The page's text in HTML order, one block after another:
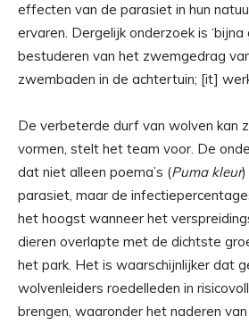
effecten van de parasiet in hun
ervaren. Dergelijk onderzoek is
bestuderen van het zwemgedrag
zwembaden in de achtertuin; [it]
De verbeterde durf van wolven kan
vormen, stelt het team voor. De
dat niet alleen poema’s (Puma kleur
parasiet, maar de
het hoogst wanneer het
dieren overlapte met de dichtste
het park. Het is waarschijnlijker dat
wolvenleiders roedelleden in
brengen, waaronder het naderen